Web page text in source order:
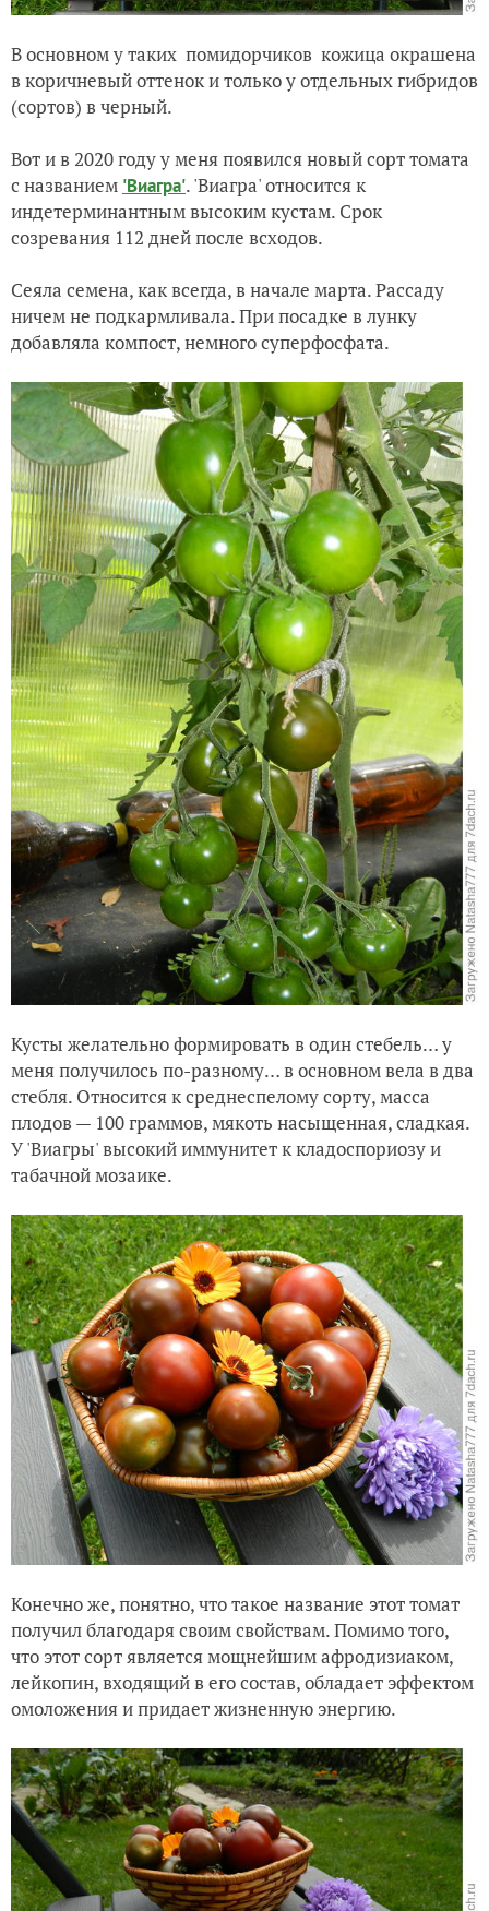
В основном у таких помидорчиков кожица окрашена
в коричневый оттенок и только у отдельных гибридов
(сортов) в черный.
Вот и в 2020 году у меня появился новый сорт томата
с названием 'Виагра'. 'Виагра' относится к
индетерминантным высоким кустам. Срок
созревания 112 дней после всходов.
Сеяла семена, как всегда, в начале марта. Рассаду
ничем не подкармливала. При посадке в лунку
добавляла компост, немного суперфосфата.
Кусты желательно формировать в один стебель… у
меня получилось по-разному… в основном вела в два
стебля. Относится к среднеспелому сорту, масса
плодов — 100 граммов, мякоть насыщенная, сладкая.
У 'Виагры' высокий иммунитет к кладоспориозу и
табачной мозаике.
Конечно же, понятно, что такое название этот томат
получил благодаря своим свойствам. Помимо того,
что этот сорт является мощнейшим афродизиаком,
лейкопин, входящий в его состав, обладает эффектом
омоложения и придает жизненную энергию.